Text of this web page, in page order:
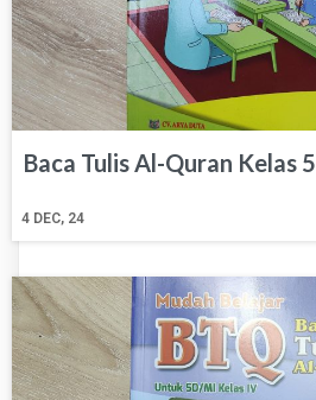
Baca Tulis Al-Quran Kelas 5
4 DEC, 24